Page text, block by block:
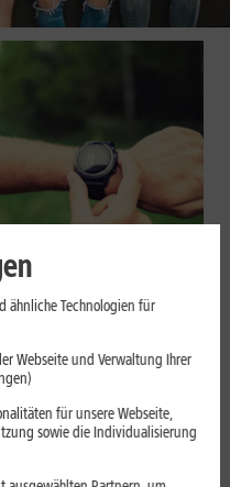
So
Training
und Trainingsablauf
Herzfrequenzzonen, GPS,
ähnliche Technologien für
Webseite und Verwaltung Ihrer
für unsere Webseite,
sowie die Individualisierung